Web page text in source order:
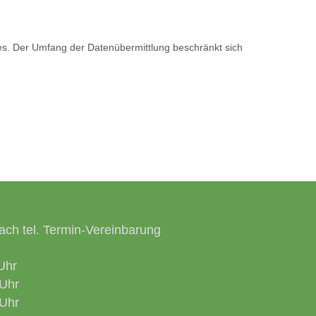
Der Umfang der Datenübermittlung beschränkt sich
tel. Termin-Vereinbarung